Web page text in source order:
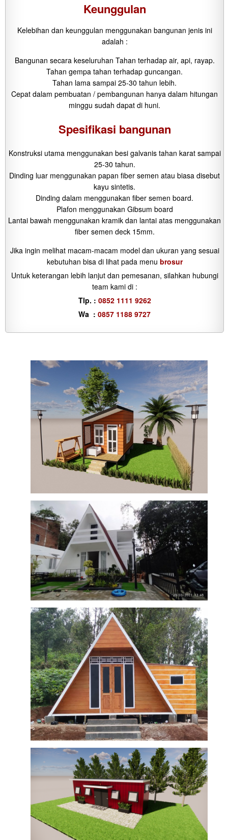
Keunggulan
Kelebihan dan keunggulan menggunakan bangunan jenis ini
adalah :
Bangunan secara keseluruhan Tahan terhadap air, api, rayap.
Tahan gempa tahan terhadap guncangan.
Tahan lama sampai 25-30 tahun lebih.
Cepat dalam pembuatan / pembangunan hanya dalam hitungan
minggu sudah dapat di huni.
Spesifikasi bangunan
Konstruksi utama menggunakan besi galvanis tahan karat sampai
25-30 tahun.
Dinding luar menggunakan papan fiber semen atau biasa disebut
kayu sintetis.
Dinding dalam menggunakan fiber semen board.
Plafon menggunakan Gibsum board
Lantai bawah menggunakan kramik dan lantai atas menggunakan
fiber semen deck 15mm.
Jika ingin melihat macam-macam model dan ukuran yang sesuai
kebutuhan bisa di lihat pada menu brosur
Untuk keterangan lebih lanjut dan pemesanan, silahkan hubungi
team kami di :
Tlp. : 0852 1111 9262
Wa : 0857 1188 9727